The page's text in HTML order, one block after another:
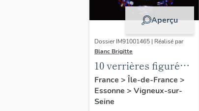
Aperçu
Dossier IM91001465 | Réalisé par
Blanc Brigitte
10 verrières figurées
: Vie du Christ, Vie
de la Vierge
France > Île-de-France >
Essonne > Vigneux-sur-
Seine